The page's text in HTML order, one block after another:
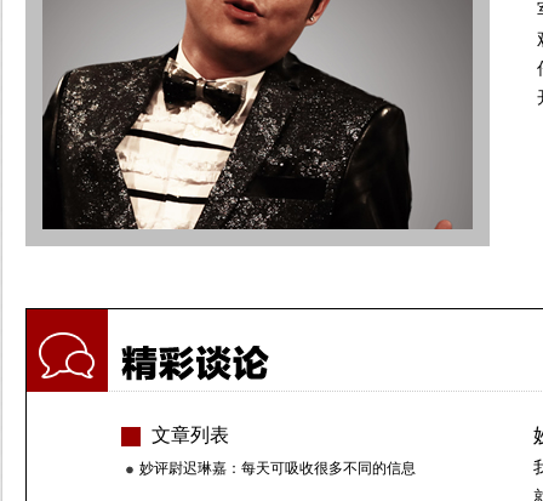
文章列表
妙评尉迟琳嘉：每天可吸收很多不同的信息